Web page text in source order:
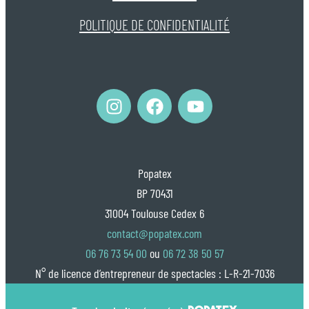
POLITIQUE DE CONFIDENTIALITÉ
Popatex
BP 70431
31004 Toulouse Cedex 6
contact@popatex.com
06 76 73 54 00 ou 06 72 38 50 57
N° de licence d’entrepreneur de spectacles : L-R-21-7036